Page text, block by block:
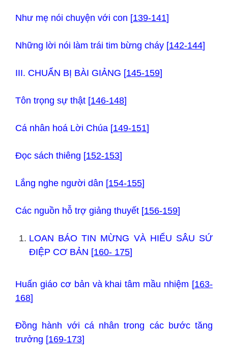
Như mẹ nói chuyện với con [139-141]
Những lời nói làm trái tim bừng cháy [142-144]
III. CHUẨN BỊ BÀI GIẢNG [145-159]
Tôn trọng sự thật [146-148]
Cá nhân hoá Lời Chúa [149-151]
Đọc sách thiêng [152-153]
Lắng nghe người dân [154-155]
Các nguồn hỗ trợ giảng thuyết [156-159]
LOAN BÁO TIN MỪNG VÀ HIỂU SÂU SỨ
ĐIỆP CƠ BẢN [160- 175]
Huấn giáo cơ bản và khai tâm mầu nhiệm [163-
168]
Đồng hành với cá nhân trong các bước tăng
trưởng [169-173]